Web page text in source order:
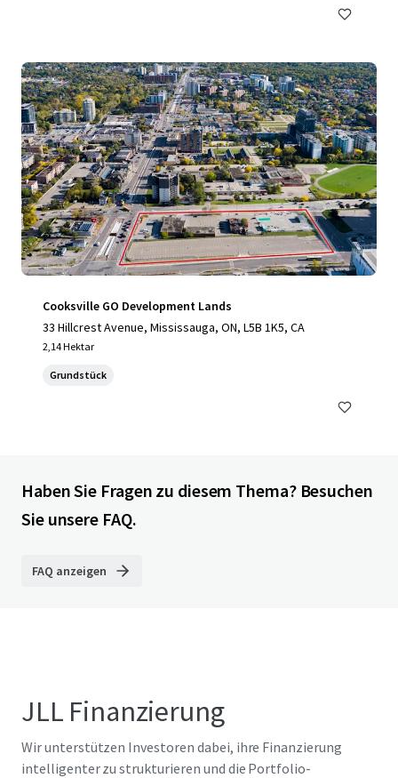
Cooksville GO Development Lands
33 Hillcrest Avenue, Mississauga, ON, L5B 1K5, CA
2,14 Hektar
Grundstück
Haben Sie Fragen zu diesem Thema? Besuchen
Sie unsere FAQ.
FAQ anzeigen
JLL Finanzierung
Wir unterstützen Investoren dabei, ihre Finanzierung
intelligenter zu strukturieren und die Portfolio-